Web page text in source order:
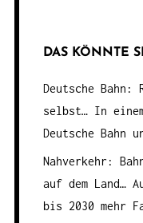
DAS KÖNNTE
Deutsche
selbst…In
Deutsche Bahn
Nahverkehr:
auf dem Land…
bis 2030 mehr